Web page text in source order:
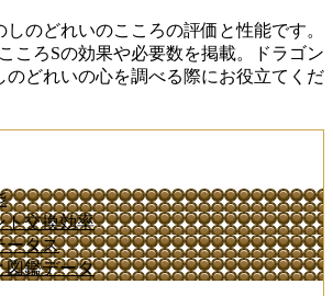
しのどれいのこころの評価と性能です。
ころSの効果や必要数を掲載。ドラゴン
のどれいの心を調べる際にお役立てくだ
ト交換効率
ータス
図鑑データ